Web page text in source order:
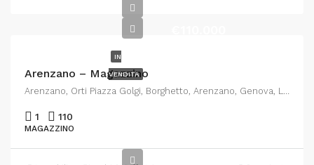
IN
VENDITA
Arenzano – Magazzino
Arenzano, Orti Piazza Golgi, Borghetto, Arenzano, Genova, Liguria, 16011, Italia
1 110
MAGAZZINO